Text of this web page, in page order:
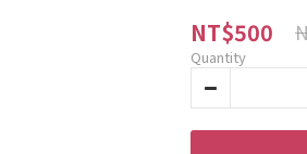
NT$500
Quantity